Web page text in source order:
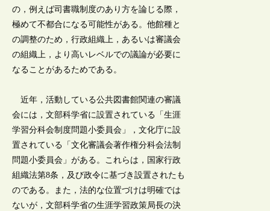
の，例えば司書職制度のあり方を論じる際，
極めて不都合になる可能性がある。他館種と
の調整のため，行政組織上，あるいは審議会
の組織上，より高いレベルでの議論が必要に
なることがあるためである。
近年，活動している公共図書館関連の審議
会には，文部科学省に設置されている「生涯
学習分科会制度問題小委員会」，文化庁に設
置されている「文化審議会著作権分科会法制
問題小委員会」がある。これらは，国家行政
組織法第8条，及び政令に基づき設置されたも
のである。また，法的な位置づけは明確では
ないが，文部科学省の生涯学習政策局長の決